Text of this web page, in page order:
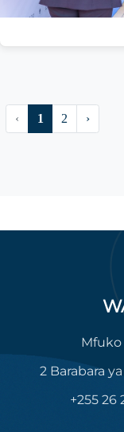
‹ 1 2 ›
Mfuko
2 Barabara
+255 26